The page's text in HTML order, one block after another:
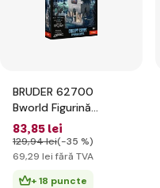
BRUDER 62700
Bworld Figurină
pompier cu scară și
accesorii
83,85 lei
129,94 lei(-35 %)
69,29 lei fără TVA
+ 18 puncte